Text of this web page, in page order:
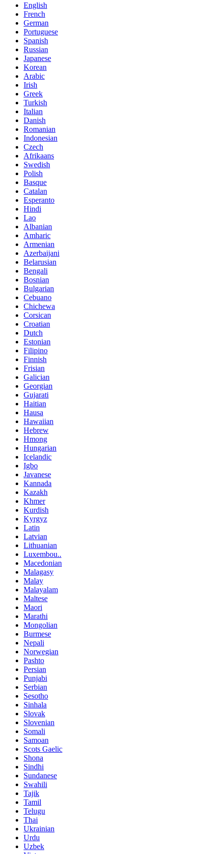
English
French
German
Portuguese
Spanish
Russian
Japanese
Korean
Arabic
Irish
Greek
Turkish
Italian
Danish
Romanian
Indonesian
Czech
Afrikaans
Swedish
Polish
Basque
Catalan
Esperanto
Hindi
Lao
Albanian
Amharic
Armenian
Azerbaijani
Belarusian
Bengali
Bosnian
Bulgarian
Cebuano
Chichewa
Corsican
Croatian
Dutch
Estonian
Filipino
Finnish
Frisian
Galician
Georgian
Gujarati
Haitian
Hausa
Hawaiian
Hebrew
Hmong
Hungarian
Icelandic
Igbo
Javanese
Kannada
Kazakh
Khmer
Kurdish
Kyrgyz
Latin
Latvian
Lithuanian
Luxembou..
Macedonian
Malagasy
Malay
Malayalam
Maltese
Maori
Marathi
Mongolian
Burmese
Nepali
Norwegian
Pashto
Persian
Punjabi
Serbian
Sesotho
Sinhala
Slovak
Slovenian
Somali
Samoan
Scots Gaelic
Shona
Sindhi
Sundanese
Swahili
Tajik
Tamil
Telugu
Thai
Ukrainian
Urdu
Uzbek